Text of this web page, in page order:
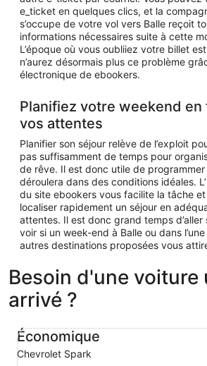
e_ticket en quelques clics, et la
s’occupe de votre vol vers Balle reçoit
informations nécessaires suite à cette
L’époque où vous oubliiez votre billet
n’aurez désormais plus ce problème
électronique de ebookers.
Planifiez votre weekend en
vos attentes
Planifier son séjour relève de l’exploit
pas suffisamment de temps pour
de rêve. Il est donc utile de
déroulera dans des conditions idéales.
du site ebookers vous facilite la tâche
localiser rapidement un séjour en
attentes. Il est donc grand temps
voir si un week-end à Balle ou dans
autres destinations proposées vous
Besoin d'une voiture
arrivé ?
Économique
Chevrolet Spark
Économique Chevrolet Spark